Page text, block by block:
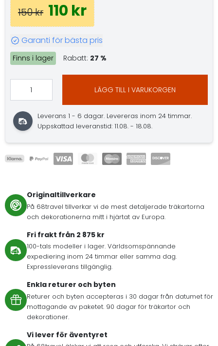
150 kr 110 kr
Garanti för bästa pris
Finns i lager Rabatt: 27 %
LÄGG TILL I VARUKORGEN
Leverans 1 - 6 dagar. Levereras inom 24 timmar.
Uppskattad leveranstid: 11.08. - 18.08.
Originaltillverkare
På 68travel tillverkar vi de mest detaljerade träkartorna
och dekorationerna mitt i hjärtat av Europa.
Fri frakt från 2 875 kr
100-tals modeller i lager. Världsomspännande
expediering inom 24 timmar eller samma dag.
Expressleverans tillgänglig.
Enkla returer och byten
Returer och byten accepteras i 30 dagar från datumet för
mottagande av paketet. 90 dagar för träkartor och
dekorationer.
Vi lever för äventyret